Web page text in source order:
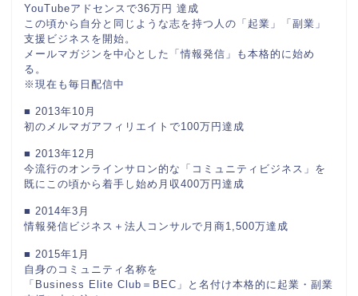
YouTubeアドセンスで36万円 達成
この頃から自分と同じような志を持つ人の「起業」「副業」
支援ビジネスを開始。
メールマガジンを中心とした「情報発信」も本格的に始め
る。
※現在も毎日配信中
■ 2013年10月
初のメルマガアフィリエイトで100万円達成
■ 2013年12月
今流行のオンラインサロン的な「コミュニティビジネス」を
既にこの頃から着手し始め月収400万円達成
■ 2014年3月
情報発信ビジネス＋法人コンサルで月商1,500万達成
■ 2015年1月
自身のコミュニティ名称を
「Business Elite Club＝BEC」と名付け本格的に起業・副業